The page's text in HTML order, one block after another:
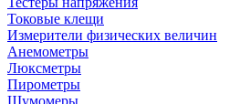
Токовые клещи
Измерители физических величин
Анемометры
Люксметры
Пирометры
Шумомеры